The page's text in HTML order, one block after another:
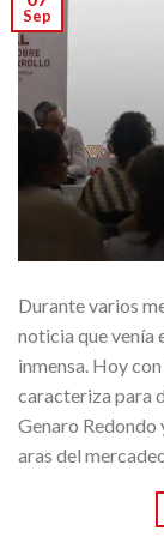
Sep
Durante varios
noticia que venía
inmensa. Hoy
caracteriza para
Genaro Redondo
aras del